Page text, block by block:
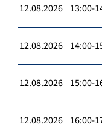
12.08.2026 13:00-
12.08.2026 14:00-
12.08.2026 15:00-
12.08.2026 16:00-